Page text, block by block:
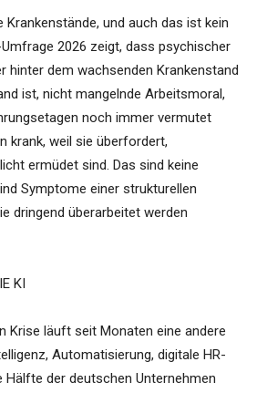
Krankenstände, und auch das ist kein
2026 zeigt, dass psychischer
hinter dem wachsenden Krankenstand
ist, nicht mangelnde Arbeitsmoral,
noch immer vermutet
krank, weil sie überfordert,
ermüdet sind. Das sind keine
Symptome einer strukturellen
dringend überarbeitet werden
KI
Krise läuft seit Monaten eine andere
Automatisierung, digitale HR-
Hälfte der deutschen Unternehmen